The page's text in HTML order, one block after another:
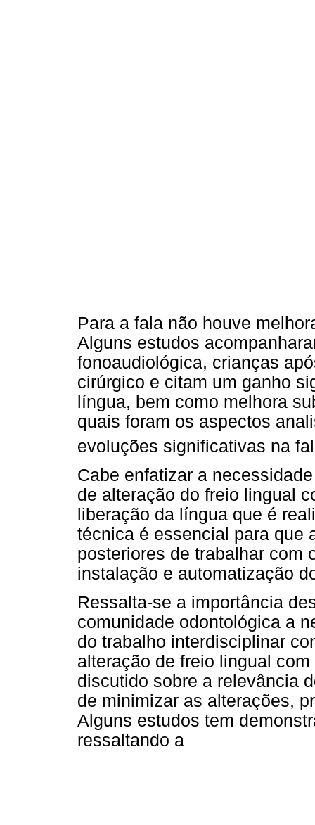
Para a fala não houve
Alguns estudos
fonoaudiológica, crianças
cirúrgico e citam um ganho
língua, bem como melhora
quais foram os aspectos
evoluções significativas na
Cabe enfatizar a
de alteração do freio lingual
liberação da língua que é
técnica é essencial para que
posteriores de trabalhar com
instalação e automatização
Ressalta-se a importância
comunidade odontológica a
do trabalho interdisciplinar
alteração de freio lingual
discutido sobre a relevância
de minimizar as alterações,
Alguns estudos tem
ressaltando a